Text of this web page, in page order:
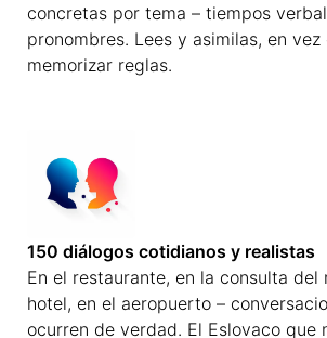
concretas por tema – tiempos
pronombres. Lees y asimilas, en vez
memorizar reglas.
150 diálogos cotidianos y realistas
En el restaurante, en la consulta del
hotel, en el aeropuerto –
ocurren de verdad. El Eslovaco que